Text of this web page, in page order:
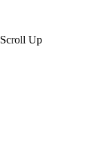
Scroll Up